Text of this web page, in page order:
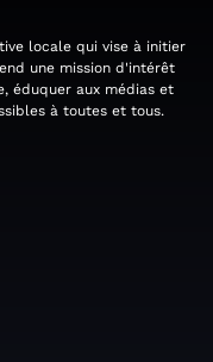
locale qui vise à initier
une mission d'intérêt
éduquer aux médias et
à toutes et tous.